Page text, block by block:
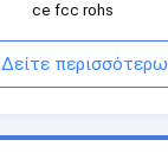
ce fcc rohs
Δείτε